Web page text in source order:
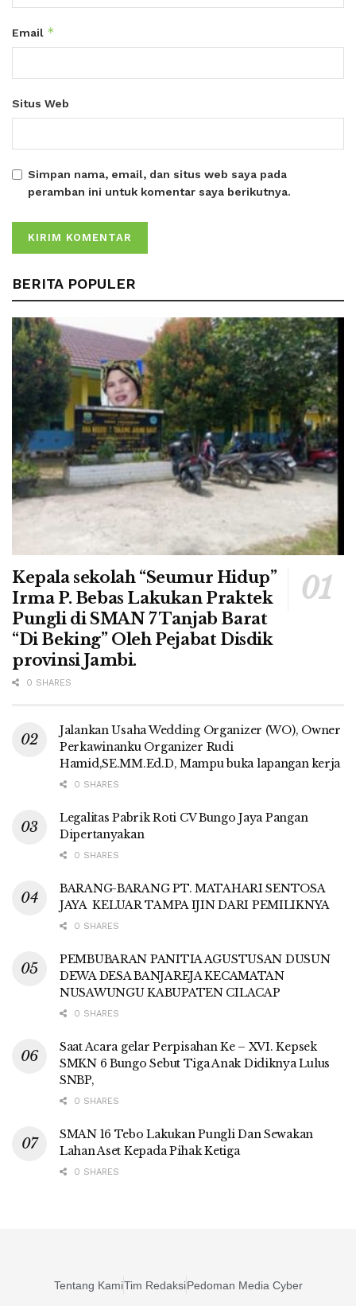
Email *
Situs Web
Simpan nama, email, dan situs web saya pada
peramban ini untuk komentar saya berikutnya.
BERITA POPULER
Kepala sekolah “Seumur Hidup”
Irma P. Bebas Lakukan Praktek
Pungli di SMAN 7 Tanjab Barat
“Di Beking” Oleh Pejabat Disdik
provinsi Jambi.
0 SHARES
Jalankan Usaha Wedding Organizer (WO), Owner
Perkawinanku Organizer Rudi
Hamid,SE.MM.Ed.D, Mampu buka lapangan kerja
0 SHARES
Legalitas Pabrik Roti CV Bungo Jaya Pangan
Dipertanyakan
0 SHARES
BARANG-BARANG PT. MATAHARI SENTOSA
JAYA KELUAR TAMPA IJIN DARI PEMILIKNYA
0 SHARES
PEMBUBARAN PANITIA AGUSTUSAN DUSUN
DEWA DESA BANJAREJA KECAMATAN
NUSAWUNGU KABUPATEN CILACAP
0 SHARES
Saat Acara gelar Perpisahan Ke – XVI. Kepsek
SMKN 6 Bungo Sebut Tiga Anak Didiknya Lulus
SNBP,
0 SHARES
SMAN 16 Tebo Lakukan Pungli Dan Sewakan
Lahan Aset Kepada Pihak Ketiga
0 SHARES
Tentang KamiTim RedaksiPedoman Media Cyber